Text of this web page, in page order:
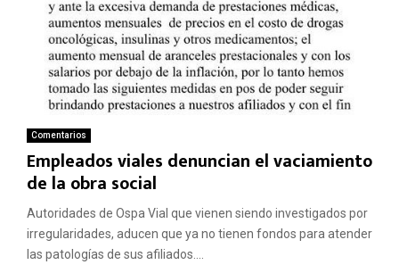
Comentarios
Empleados viales denuncian el vaciamiento
de la obra social
Autoridades de Ospa Vial que vienen siendo investigados por
irregularidades, aducen que ya no tienen fondos para atender
las patologías de sus afiliados....